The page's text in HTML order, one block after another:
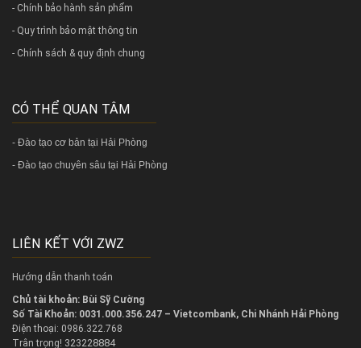
- Chính bảo hành sản phẩm
- Quy trình bảo mật thông tin
- Chính sách & quy định chung
CÓ THỂ QUAN TÂM
- Đào tạo cơ bản tại Hải Phòng
- Đào tạo chuyên sâu tại Hải Phòng
LIÊN KẾT VỚI ZWZ
Hướng dẫn thanh toán
Chủ tài khoản: Bùi Sỹ Cường
Số Tài Khoản: 0031.000.356.247 – Vietcombank, Chi Nhánh Hải Phòng
Điện thoại: 0986.322.768
Trân trọng! 323228884